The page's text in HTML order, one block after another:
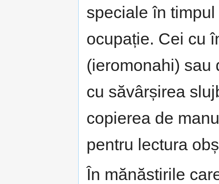
speciale în
ocupație. Cei cu
(ieromonahi) sau
cu săvârșirea
copierea de
pentru lectura
În mănăstirile